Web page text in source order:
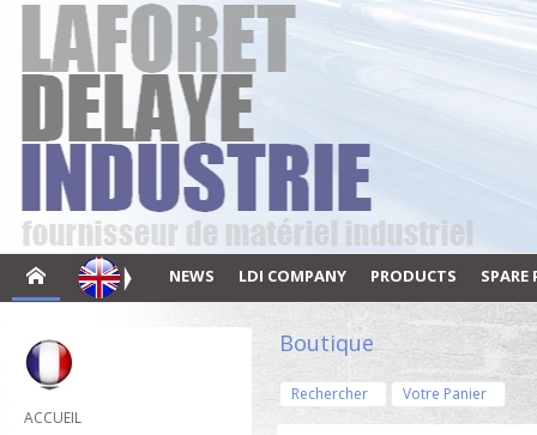
NEWS LDI COMPANY PRODUCTS SPARE
ACCUEIL
Boutique
Rechercher Votre Panier